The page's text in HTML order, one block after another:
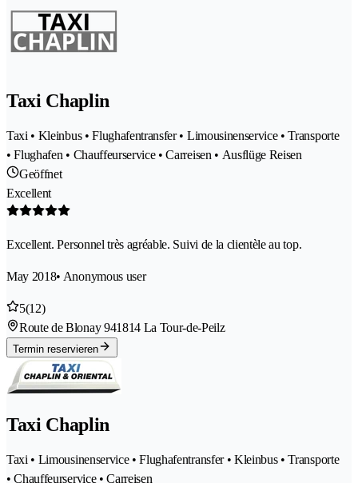
Taxi Chaplin
Taxi • Kleinbus • Flughafentransfer • Limousinenservice • Transporte
• Flughafen • Chauffeurservice • Carreisen • Ausflüge Reisen
Geöffnet
Excellent
Excellent. Personnel très agréable. Suivi de la clientèle au top.
May 2018• Anonymous user
5(12)
Route de Blonay 941814 La Tour-de-Peilz
Termin reservieren
Taxi Chaplin
Taxi • Limousinenservice • Flughafentransfer • Kleinbus • Transporte
• Chauffeurservice • Carreisen